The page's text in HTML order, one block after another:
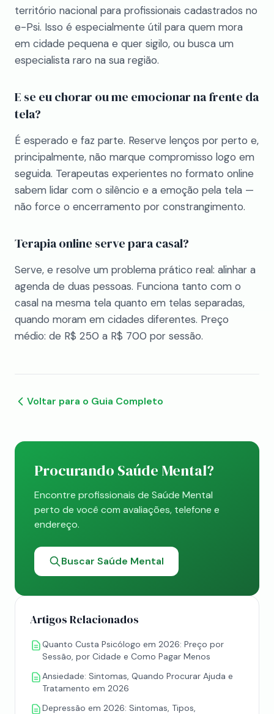
território nacional para profissionais cadastrados no
e-Psi. Isso é especialmente útil para quem mora
em cidade pequena e quer sigilo, ou busca um
especialista raro na sua região.
E se eu chorar ou me emocionar na frente da
tela?
É esperado e faz parte. Reserve lenços por perto e,
principalmente, não marque compromisso logo em
seguida. Terapeutas experientes no formato online
sabem lidar com o silêncio e a emoção pela tela —
não force o encerramento por constrangimento.
Terapia online serve para casal?
Serve, e resolve um problema prático real: alinhar a
agenda de duas pessoas. Funciona tanto com o
casal na mesma tela quanto em telas separadas,
quando moram em cidades diferentes. Preço
médio: de R$ 250 a R$ 700 por sessão.
Voltar para o Guia Completo
Procurando Saúde Mental?
Encontre profissionais de Saúde Mental
perto de você com avaliações, telefone e
endereço.
Buscar Saúde Mental
Artigos Relacionados
Quanto Custa Psicólogo em 2026: Preço por
Sessão, por Cidade e Como Pagar Menos
Ansiedade: Sintomas, Quando Procurar Ajuda e
Tratamento em 2026
Depressão em 2026: Sintomas, Tipos,